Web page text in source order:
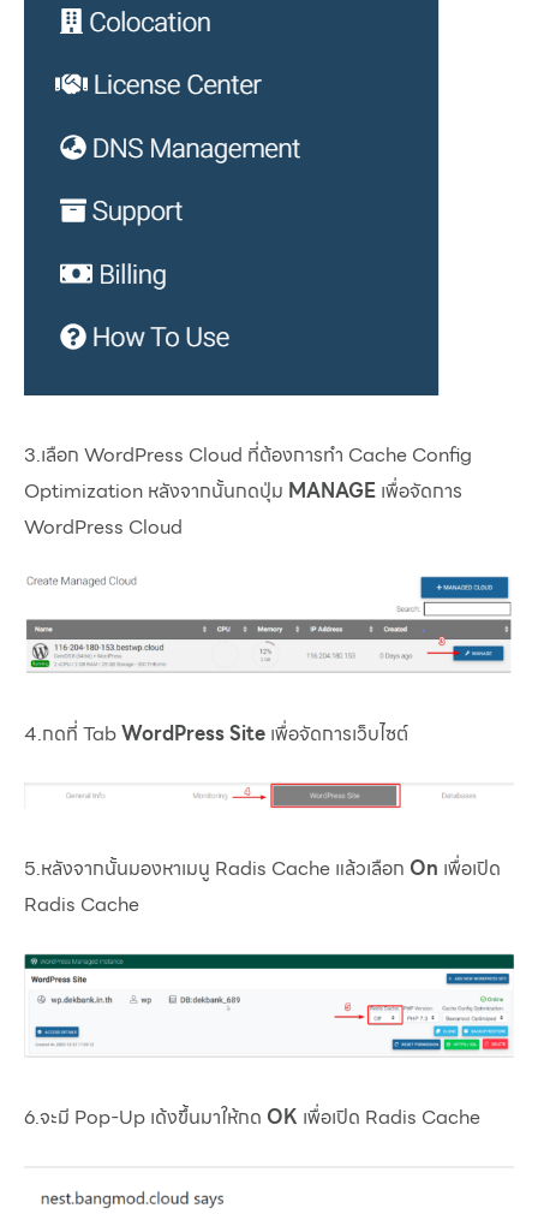
3.เลือก WordPress Cloud ที่ต้องการทำ Cache Config
Optimization หลังจากนั้นกดปุ่ม MANAGE เพื่อจัดการ
WordPress Cloud
4.กดที่ TabWordPress Site เพื่อจัดการเว็บไซต์
5.หลังจากนั้นมองหาเมนู Radis Cache แล้วเลือก On เพื่อเปิด
Radis Cache
6.จะมี Pop-Up เด้งขึ้นมาให้กด OK เพื่อเปิด Radis Cache